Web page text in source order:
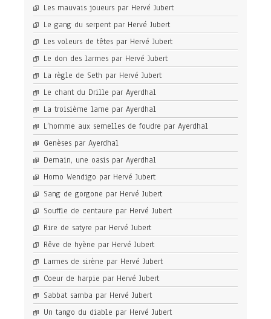
Les mauvais joueurs par Hervé Jubert
Le gang du serpent par Hervé Jubert
Les voleurs de têtes par Hervé Jubert
Le don des larmes par Hervé Jubert
La règle de Seth par Hervé Jubert
Le chant du Drille par Ayerdhal
La troisième lame par Ayerdhal
L’homme aux semelles de foudre par Ayerdhal
Genèses par Ayerdhal
Demain, une oasis par Ayerdhal
Homo Wendigo par Hervé Jubert
Sang de gorgone par Hervé Jubert
Souffle de centaure par Hervé Jubert
Rire de satyre par Hervé Jubert
Rêve de hyène par Hervé Jubert
Larmes de sirène par Hervé Jubert
Coeur de harpie par Hervé Jubert
Sabbat samba par Hervé Jubert
Un tango du diable par Hervé Jubert